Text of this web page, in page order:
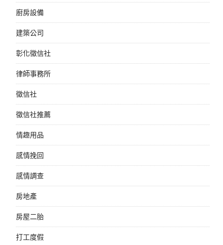
廚房設備
建築公司
彰化徵信社
律師事務所
徵信社
徵信社推薦
情趣用品
感情挽回
感情調查
房地產
房屋二胎
打工度假